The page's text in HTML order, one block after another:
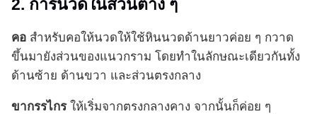
2. การนวดในส่วนต่าง ๆ
คอ สำหรับคอให้นวดให้ใช้หินนวดด้านยาวค่อย ๆ กวาด
ขึ้นมายังส่วนของแนวกราม โดยทำในลักษณะเดียวกันทั้ง
ด้านซ้าย ด้านขวา และส่วนตรงกลาง
ขากรรไกร ให้เริ่มจากตรงกลางคาง จากนั้นก็ค่อย ๆ